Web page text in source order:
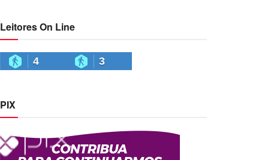
Leitores On Line
4 3
PIX